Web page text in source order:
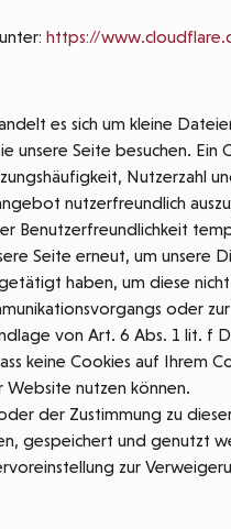
https://
es sich um kleine
unsere Seite besuchen.
Nutzerzahl
nutzerfreundlich
Benutzerfreundlichkeit
Seite erneut, um unsere
haben, um diese
oder
von Art. 6 Abs. 1 lit. f
keine Cookies auf
Website nutzen können.
der Zustimmung zu
gespeichert und genutzt
zur